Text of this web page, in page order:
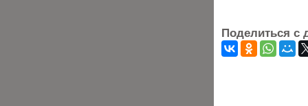
Поделиться с